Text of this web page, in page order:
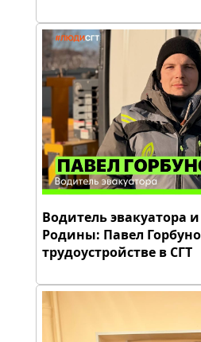
Водитель эвакуатора
Родины: Павел
трудоустройстве в СГТ